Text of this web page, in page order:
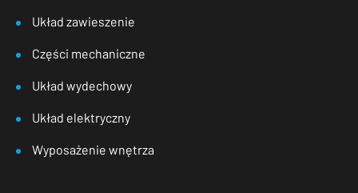
Układ zawieszenie
Części mechaniczne
Układ wydechowy
Układ elektryczny
Wyposażenie wnętrza